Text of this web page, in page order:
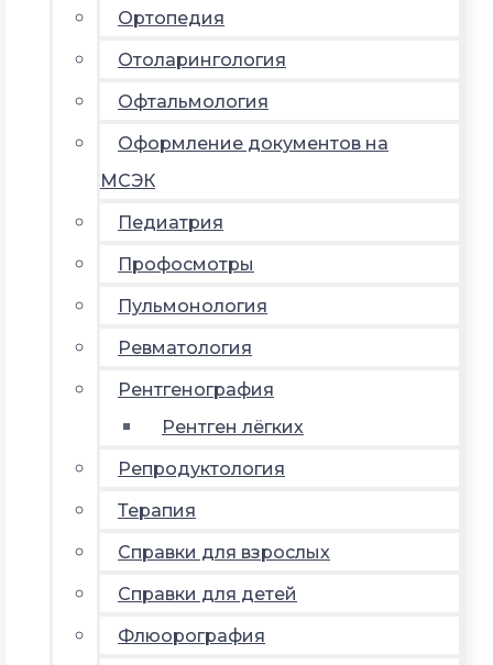
Ортопедия
Отоларингология
Офтальмология
Оформление документов на
МСЭК
Педиатрия
Профосмотры
Пульмонология
Ревматология
Рентгенография
Рентген лёгких
Репродуктология
Терапия
Справки для взрослых
Справки для детей
Флюорография